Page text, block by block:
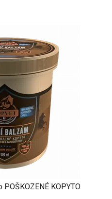
KOPYTO